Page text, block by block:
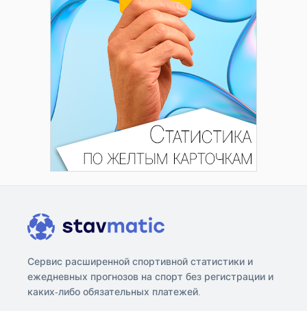
Сервис расширенной спортивной статистики и
ежедневных прогнозов на спорт без регистрации и
каких-либо обязательных платежей.